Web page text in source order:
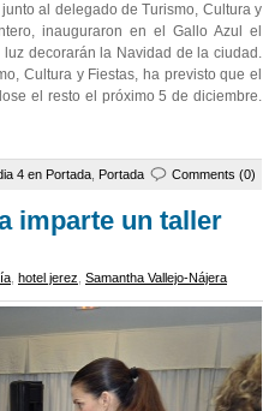
al delegado de Turismo, Cultura y
inauguraron en el Gallo Azul el
decorarán la Navidad de la ciudad.
Cultura y Fiestas, ha previsto que el
el resto el próximo 5 de diciembre.
4 en Portada Portada Comments (0)
imparte un taller
hotel jerez Samantha Vallejo-Nájera